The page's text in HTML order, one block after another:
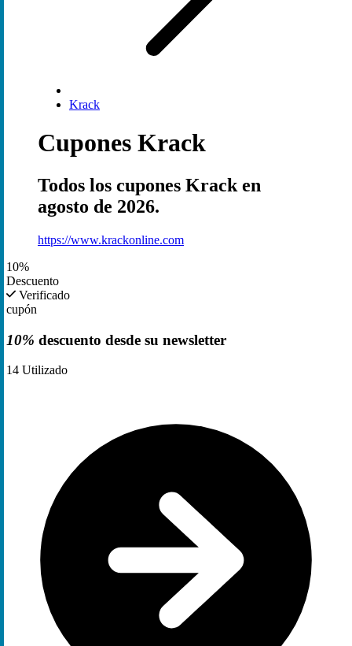
Krack
Cupones Krack
Todos los cupones Krack en
agosto de 2026.
https://www.krackonline.com
10%
Descuento
Verificado
cupón
10% descuento desde su newsletter
14 Utilizado